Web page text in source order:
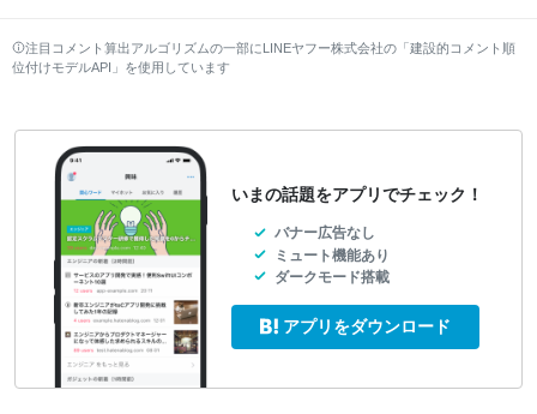
注目コメント算出アルゴリズムの一部にLINEヤフー株式会社の「建設的コメント順
位付けモデルAPI」を使用しています
いまの話題をアプリでチェック！
バナー広告なし
ミュート機能あり
ダークモード搭載
アプリをダウンロード